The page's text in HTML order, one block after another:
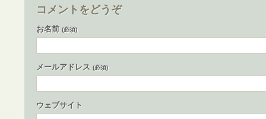
コメントをどうぞ
お名前 (必須)
メールアドレス (必須)
ウェブサイト